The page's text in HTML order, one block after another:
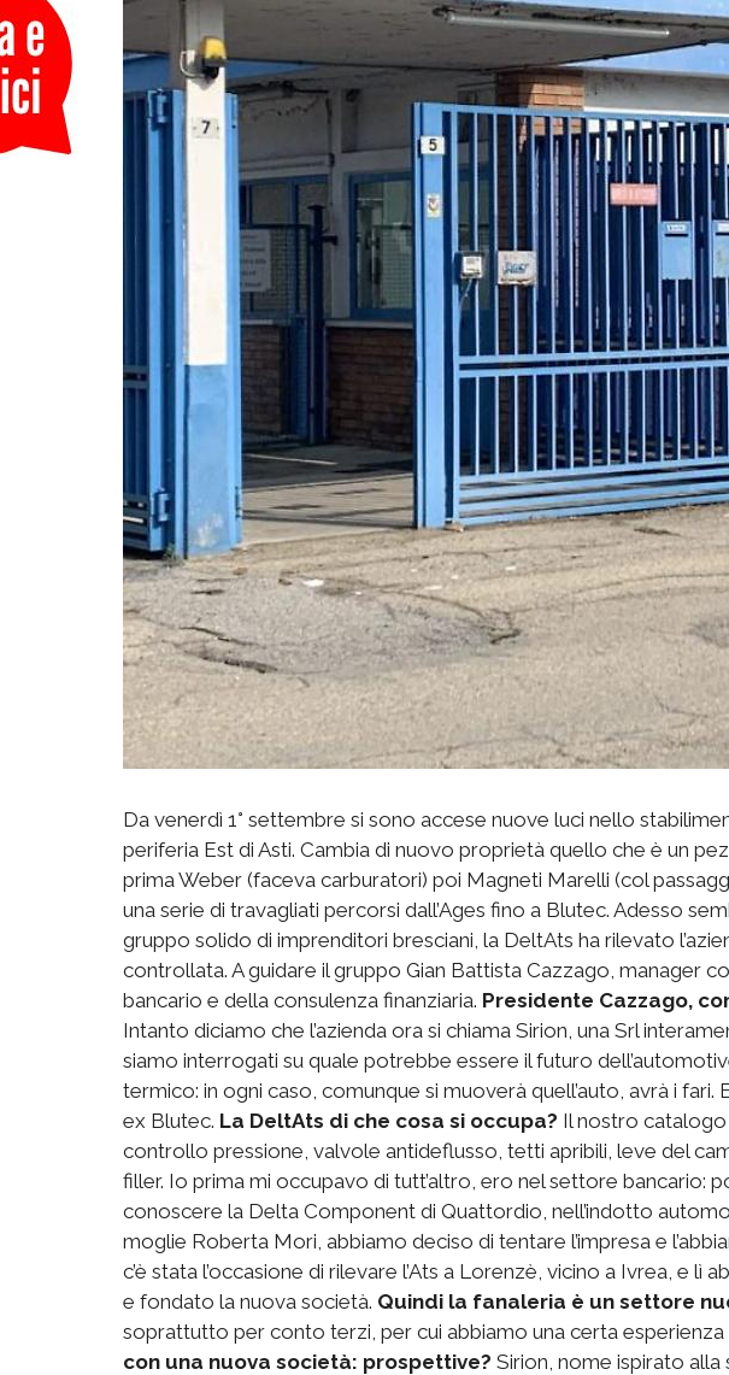
Da venerdì 1° settembre si sono accese nuove luci nello
periferia Est di Asti. Cambia di nuovo proprietà quello che è un
prima Weber (faceva carburatori) poi Magneti Marelli (col
una serie di travagliati percorsi dall’Ages fino a Blutec. Adesso
gruppo solido di imprenditori bresciani, la DeltAts ha rilevato
controllata. A guidare il gruppo Gian Battista Cazzago, manager
bancario e della consulenza finanziaria. Presidente Cazzago,
Intanto diciamo che l’azienda ora si chiama Sirion, una Srl
siamo interrogati su quale potrebbe essere il futuro
termico: in ogni caso, comunque si muoverà quell’auto, avrà i fari.
ex Blutec. La DeltAts di che cosa si occupa? Il nostro
controllo pressione, valvole antideflusso, tetti apribili, leve del
filler. Io prima mi occupavo di tutt’altro, ero nel settore bancario:
conoscere la Delta Component di Quattordio, nell’indotto
moglie Roberta Mori, abbiamo deciso di tentare l’impresa e
c’è stata l’occasione di rilevare l’Ats a Lorenzè, vicino a Ivrea, e lì
e fondato la nuova società. Quindi la fanaleria è un settore
soprattutto per conto terzi, per cui abbiamo una certa esperienza
con una nuova società: prospettive? Sirion, nome ispirato alla